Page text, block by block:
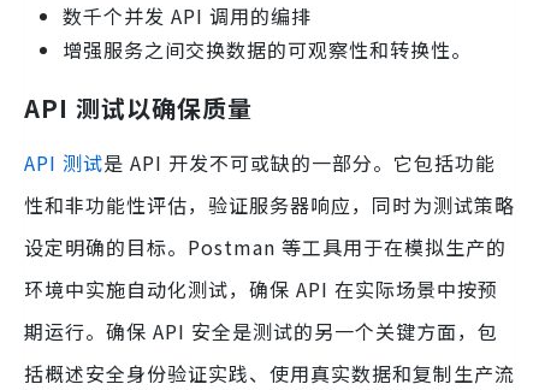
数千个并发 API 调用的编排
增强服务之间交换数据的可观察性和转换性。
API 测试以确保质量
API 测试是 API 开发不可或缺的一部分。它包括功能
性和非功能性评估，验证服务器响应，同时为测试策略
设定明确的目标。Postman 等工具用于在模拟生产的
环境中实施自动化测试，确保 API 在实际场景中按预
期运行。确保 API 安全是测试的另一个关键方面，包
括概述安全身份验证实践、使用真实数据和复制生产流